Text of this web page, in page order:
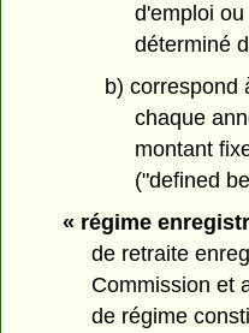
d'emploi
déterminé
b) correspond
chaque
montant
("defined
« régime
de retraite
Commission et
de régime